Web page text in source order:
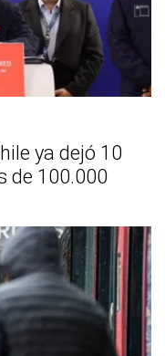
ya dejó 10
de 100.000